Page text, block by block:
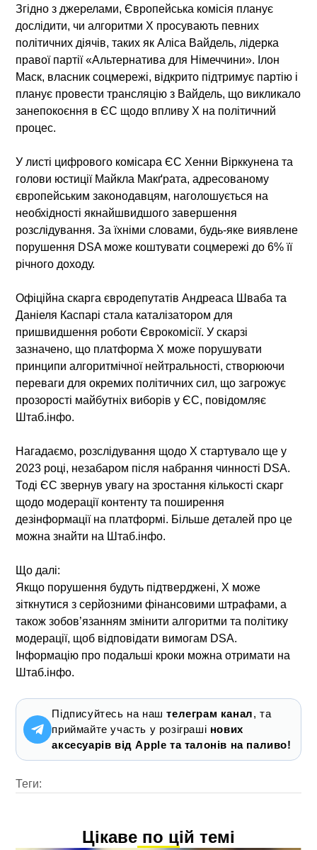
Згідно з джерелами, Європейська комісія планує
дослідити, чи алгоритми X просувають певних
політичних діячів, таких як Аліса Вайдель, лідерка
правої партії «Альтернатива для Німеччини». Ілон
Маск, власник соцмережі, відкрито підтримує партію і
планує провести трансляцію з Вайдель, що викликало
занепокоєння в ЄС щодо впливу X на політичний
процес.
У листі цифрового комісара ЄС Хенни Вірккунена та
голови юстиції Майкла Макґрата, адресованому
європейським законодавцям, наголошується на
необхідності якнайшвидшого завершення
розслідування. За їхніми словами, будь-яке виявлене
порушення DSA може коштувати соцмережі до 6% її
річного доходу.
Офіційна скарга євродепутатів Андреаса Шваба та
Даніеля Каспарі стала каталізатором для
пришвидшення роботи Єврокомісії. У скарзі
зазначено, що платформа X може порушувати
принципи алгоритмічної нейтральності, створюючи
переваги для окремих політичних сил, що загрожує
прозорості майбутніх виборів у ЄС, повідомляє
Штаб.інфо.
Нагадаємо, розслідування щодо X стартувало ще у
2023 році, незабаром після набрання чинності DSA.
Тоді ЄС звернув увагу на зростання кількості скарг
щодо модерації контенту та поширення
дезінформації на платформі. Більше деталей про це
можна знайти на Штаб.інфо.
Що далі:
Якщо порушення будуть підтверджені, X може
зіткнутися з серйозними фінансовими штрафами, а
також зобов’язанням змінити алгоритми та політику
модерації, щоб відповідати вимогам DSA.
Інформацію про подальші кроки можна отримати на
Штаб.інфо.
Підписуйтесь на наштелеграм канал, та
приймайте участь у розіграші нових
аксесуарів від Apple та талонів на паливо!
Теги:
Цікаве по цій темі